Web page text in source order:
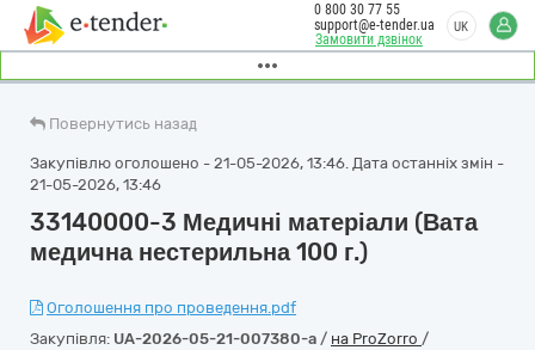
Замовити дзвінок
0 800 30 77 55
support@e-tender.ua
UK
Повернутись назад
Закупівлю оголошено - 21-05-2026, 13:46. Дата останніх змін -
21-05-2026, 13:46
33140000-3 Медичні матеріали (Вата
медична нестерильна 100 г.)
Оголошення про проведення.pdf
Закупівля: UA-2026-05-21-007380-a / на ProZorro /